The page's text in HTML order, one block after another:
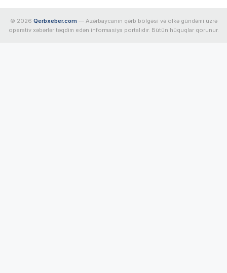
© 2026 Qerbxeber.com — Azərbaycanın qərb bölgəsi və ölkə gündəmi üzrə
operativ xəbərlər təqdim edən informasiya portalıdır. Bütün hüquqlar qorunur.